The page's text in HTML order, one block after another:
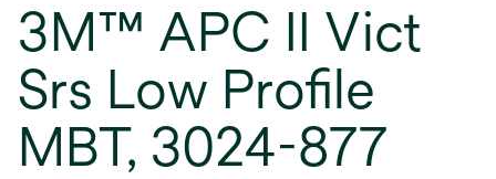
3M™ APC II Vict
Srs Low Profile
MBT, 3024-877